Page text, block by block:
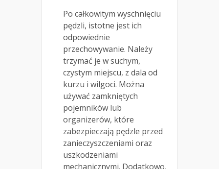
Po całkowitym wyschnięciu
pędzli, istotne jest ich
odpowiednie
przechowywanie. Należy
trzymać je w suchym,
czystym miejscu, z dala od
kurzu i wilgoci. Można
używać zamkniętych
pojemników lub
organizerów, które
zabezpieczają pędzle przed
zanieczyszczeniami oraz
uszkodzeniami
mechanicznymi. Dodatkowo,